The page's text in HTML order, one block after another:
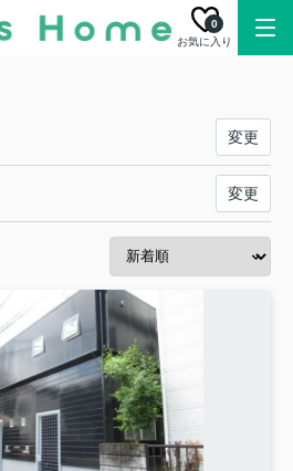
お気に入り
0
変更
変更